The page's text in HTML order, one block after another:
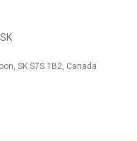
SK S7S 1B2, Canada